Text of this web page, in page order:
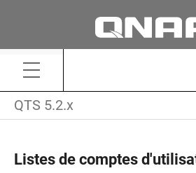
QTS 5.2.x
Listes de comptes